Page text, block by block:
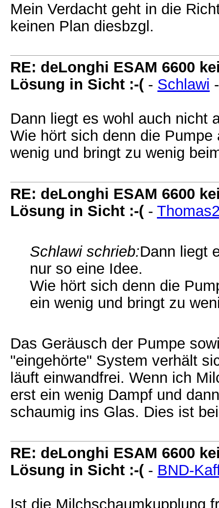
Mein Verdacht geht in die
keinen Plan diesbzgl.
RE: deLonghi ESAM 6600
Lösung in Sicht :-( - Schlawi
Dann liegt es wohl auch nicht
Wie hört sich denn die
wenig und bringt zu wenig
RE: deLonghi ESAM 6600
Lösung in Sicht :-( -
Schlawi schrieb:Dann liegt
nur so eine Idee.
Wie hört sich denn die
ein wenig und bringt zu
Das Geräusch der Pumpe
"eingehörte" System verhält
läuft einwandfrei. Wenn ich
erst ein wenig Dampf und
schaumig ins Glas. Dies ist
RE: deLonghi ESAM 6600
Lösung in Sicht :-( - BND-
Ist die Milchschaumkupplung